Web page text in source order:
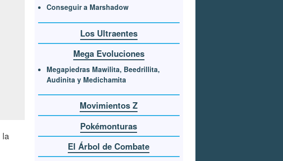
la
Conseguir a Marshadow
Los Ultraentes
Mega Evoluciones
Megapiedras Mawilita, Beedrillita,
Audinita y Medichamita
Movimientos Z
Pokémonturas
El Árbol de Combate